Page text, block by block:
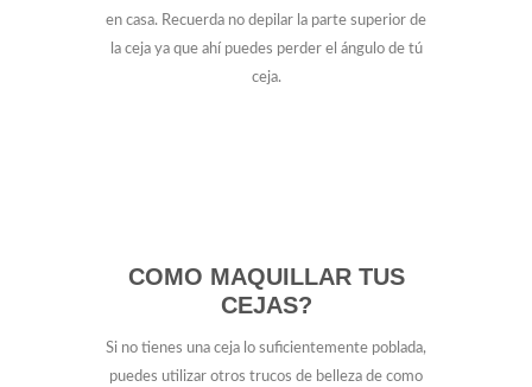
en casa. Recuerda no depilar la parte superior de
la ceja ya que ahí puedes perder el ángulo de tú
ceja.
COMO MAQUILLAR TUS
CEJAS?
Si no tienes una ceja lo suficientemente poblada,
puedes utilizar otros trucos de belleza de como